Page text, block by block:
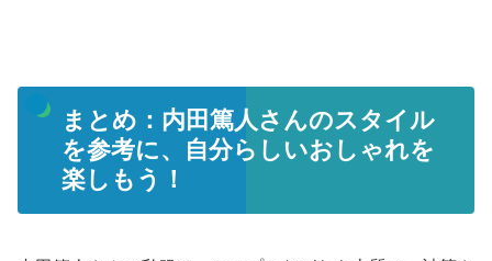
まとめ：内田篤人さんのスタイル
を参考に、自分らしいおしゃれを
楽しもう！